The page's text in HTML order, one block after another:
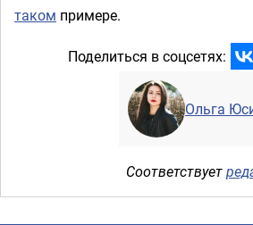
таком примере.
Поделиться в соцсетях:
Ольга
Соответствует